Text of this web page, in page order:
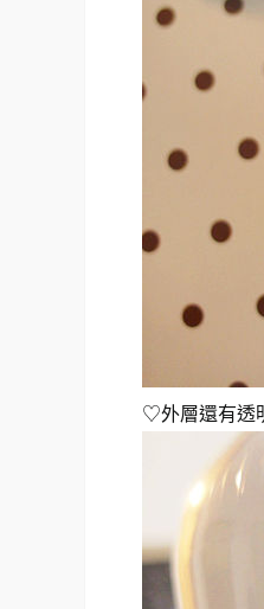
♡外層還有透